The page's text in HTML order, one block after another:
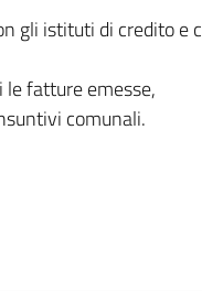
gli istituti di credito e
fatture emesse,
comunali.